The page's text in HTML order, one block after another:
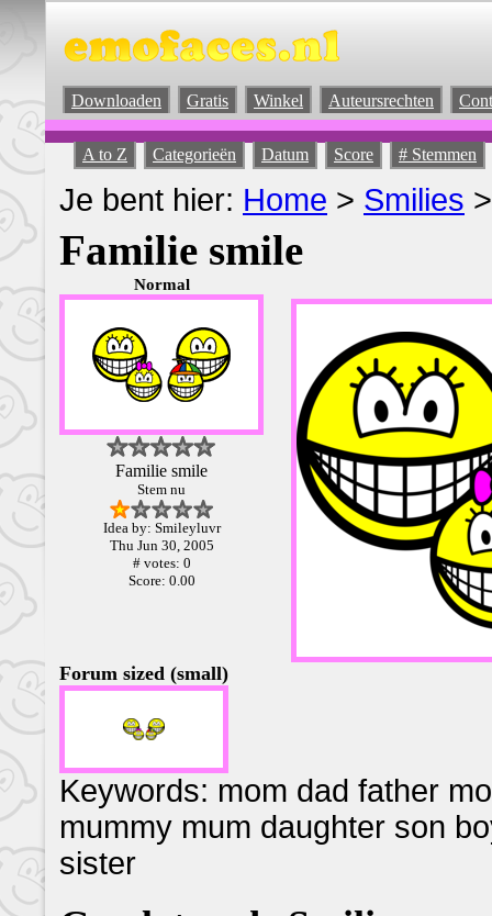
Downloaden Gratis Winkel Auteursrechten
A to Z Categorieën Datum Score # Stemmen
Je bent hier: Home > Smilies
Familie smile
Normal
Familie smile
Stem nu
Idea by: Smileyluvr
Thu Jun 30, 2005
# votes: 0
Score: 0.00
Forum sized (small)
Keywords: mom dad father
mummy mum daughter son
sister